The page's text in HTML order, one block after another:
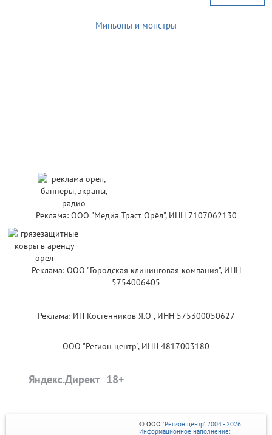
Миньоны и монстры
Реклама: ООО "Медиа Траст Орёл", ИНН 7107062130
Реклама: ООО "Городская клининговая компания", ИНН
5754006405
Реклама: ИП Костенников Я.О , ИНН 575300050627
ООО "Регион центр", ИНН 4817003180
Яндекс.Директ
© ООО "Регион центр" 2004 - 2026
Информационное наполнение: